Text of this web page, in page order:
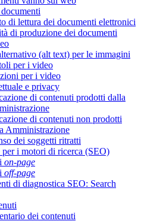
di lettura dei documenti elettronici
di produzione dei documenti
(alt text) per le immagini
per i video
per i video
e privacy
di contenuti prodotti dalla
di contenuti non prodotti
Amministrazione
dei soggetti ritratti
i motori di ricerca (SEO)
on-page
off-page
di diagnostica SEO: Search
dei contenuti